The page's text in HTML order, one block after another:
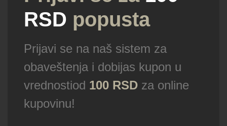
RSD popusta
Prijavi se na naš sistem za
obaveštenja i dobijas kupon u
vrednostiod 100 RSD za online
kupovinu!